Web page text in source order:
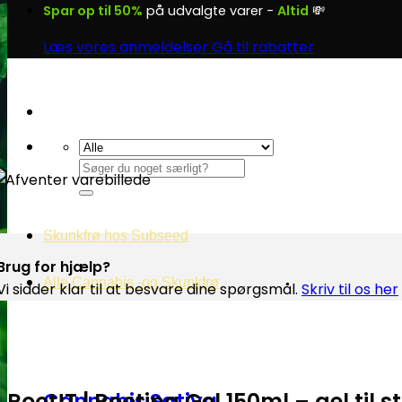
Spar op til 50% på udvalgte varer - Altid 💸
Læs vores anmeldelserGå til rabatter
Søg
efter:
Skunkfrø hos Subseed
Alle Cannabis -og Skunkfrø
for hjælp?
sidder klar til at besvare dine spørgsmål. Skriv til os her